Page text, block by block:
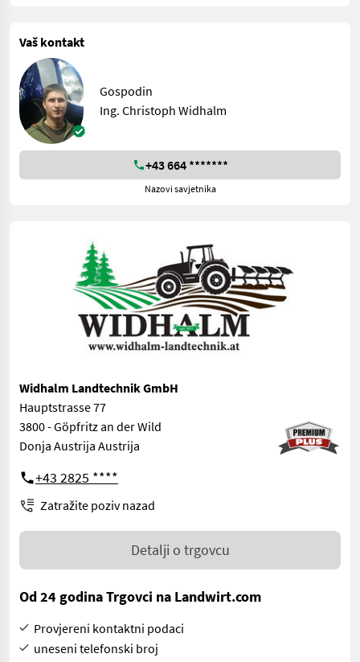
Vaš kontakt
Gospodin
Ing. Christoph Widhalm
+43 664 *******
Nazovi savjetnika
Widhalm Landtechnik GmbH
Hauptstrasse 77
3800 - Göpfritz an der Wild
Donja Austrija Austrija
+43 2825 ****
Zatražite poziv nazad
Detalji o trgovcu
Od 24 godina Trgovci na Landwirt.com
Provjereni kontaktni podaci
uneseni telefonski broj